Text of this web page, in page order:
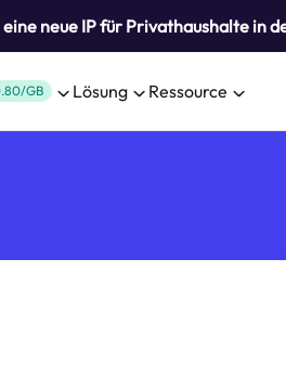
neue IP für Privathaushalte in
GB Lösung Ressource